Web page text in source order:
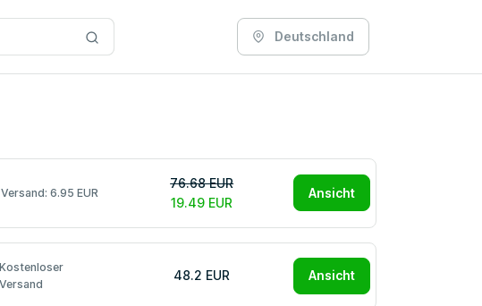
Deutschland
Versand: 6.95 EUR
76.68 EUR
19.49 EUR
Ansicht
Kostenloser
Versand
48.2 EUR Ansicht